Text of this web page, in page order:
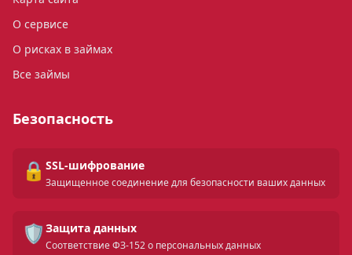
О сервисе
О рисках в займах
Все займы
Безопасность
🔒 SSL-шифрование
Защищенное соединение для безопасности ваших данных
🛡️ Защита данных
Соответствие ФЗ-152 о персональных данных